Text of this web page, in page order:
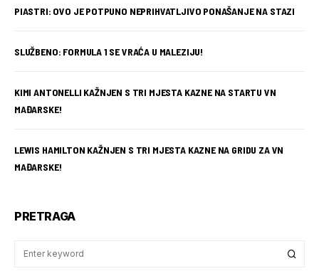
PIASTRI: OVO JE POTPUNO NEPRIHVATLJIVO PONAŠANJE NA STAZI
SLUŽBENO: FORMULA 1 SE VRAĆA U MALEZIJU!
KIMI ANTONELLI KAŽNJEN S TRI MJESTA KAZNE NA STARTU VN
MAĐARSKE!
LEWIS HAMILTON KAŽNJEN S TRI MJESTA KAZNE NA GRIDU ZA VN
MAĐARSKE!
PRETRAGA